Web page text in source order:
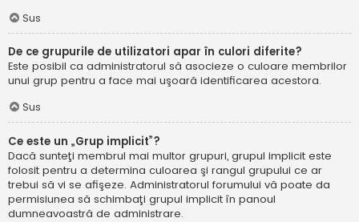
Sus
De ce grupurile de utilizatori apar în culori diferite?
Este posibil ca administratorul să asocieze o culoare membrilor
unui grup pentru a face mai uşoară identificarea acestora.
Sus
Ce este un „Grup implicit”?
Dacă sunteţi membrul mai multor grupuri, grupul implicit este
folosit pentru a determina culoarea şi rangul grupului ce ar
trebui să vi se afişeze. Administratorul forumului vă poate da
permisiunea să schimbaţi grupul implicit în panoul
dumneavoastră de administrare.